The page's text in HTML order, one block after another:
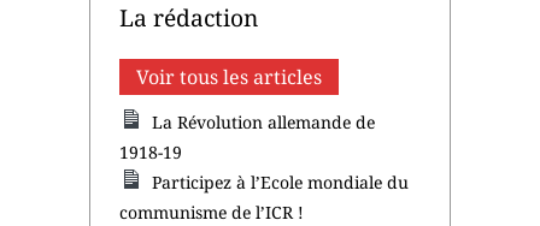
La rédaction
Voir tous les articles
La Révolution allemande de
1918-19
Participez à l’Ecole mondiale du
communisme de l’ICR !